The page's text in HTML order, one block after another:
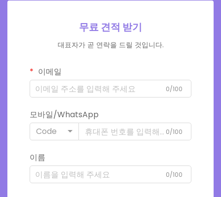
무료 견적 받기
대표자가 곧 연락을 드릴 것입니다.
이메일
0/100
모바일/WhatsApp
Code
0/100
이름
0/100